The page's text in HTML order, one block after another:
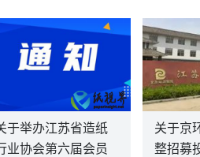
于举办江苏省造纸
业协会第六届会员
关于京
整招募